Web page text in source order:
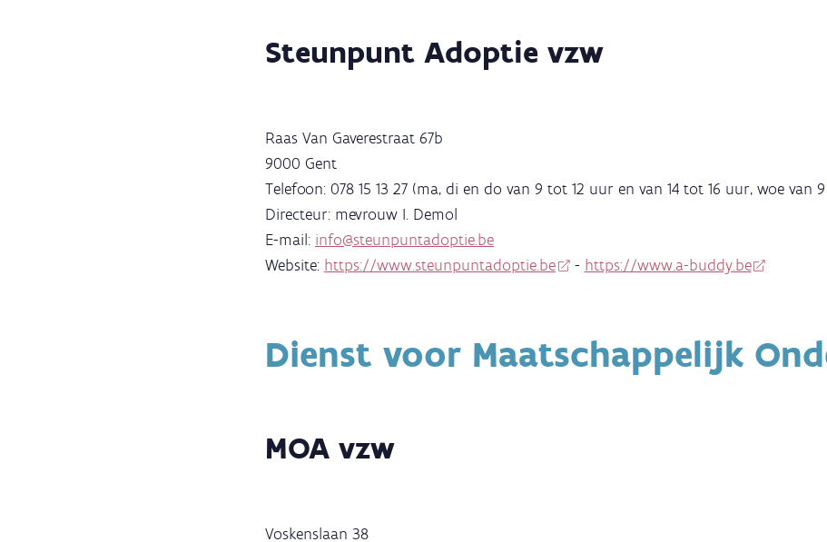
Steunpunt Adoptie vzw
Raas Van Gaverestraat 67b
9000 Gent
Telefoon: 078 15 13 27 (ma, di en do van 9 tot 12 uur en van 14 tot 16 uur, woe van
Directeur: mevrouw I. Demol
E-mail: info@steunpuntadoptie.be
Website: https://www.steunpuntadoptie.be - https://www.a-buddy.be
Dienst voor Maatschappelijk
MOA vzw
Voskenslaan 38